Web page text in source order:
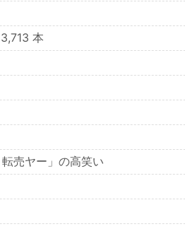
本
売ヤー」の高笑い